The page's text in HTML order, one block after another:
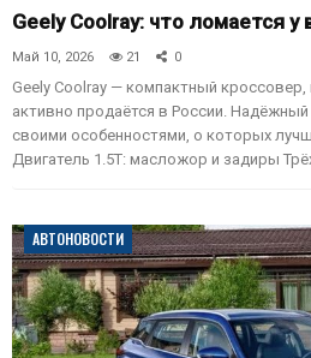
Geely Coolray: что ломается
Май 10, 2026 21 0
Geely Coolray — компактный кроссовер,
активно продаётся в России.
своими особенностями, о которых
Двигатель 1.5T: масложор и задиры
АВТОНОВОСТИ